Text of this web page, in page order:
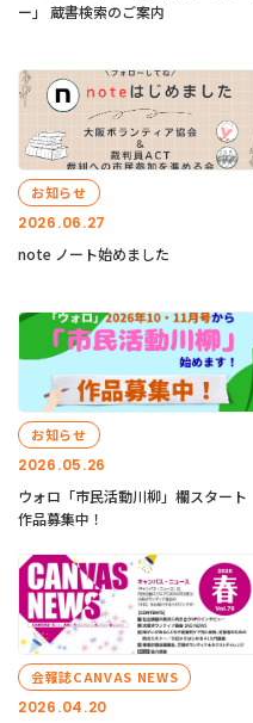
ー」 蔵書検索のご案内
2026.06.27
お知らせ
note ノート始めました
2026.05.26
お知らせ
ウォロ「市民活動川柳」欄スタート
作品募集中！
2026.04.20
会報誌CANVAS NEWS